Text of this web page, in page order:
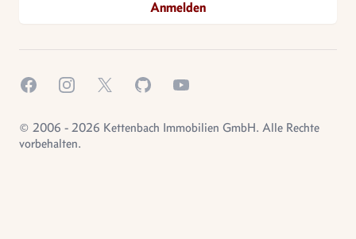
Anmelden
FacebookInstagramX.com GitHub YouTube
© 2006 - 2026 Kettenbach Immobilien GmbH. Alle Rechte
vorbehalten.